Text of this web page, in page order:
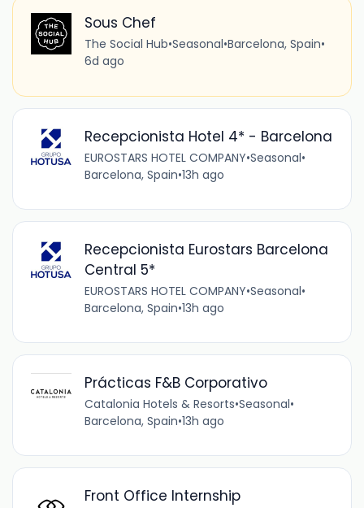
Sous Chef
The Social Hub•Seasonal•Barcelona, Spain•
6d ago
Recepcionista Hotel 4* - Barcelona
EUROSTARS HOTEL COMPANY•Seasonal•
Barcelona, Spain•13h ago
Recepcionista Eurostars Barcelona
Central 5*
EUROSTARS HOTEL COMPANY•Seasonal•
Barcelona, Spain•13h ago
Prácticas F&B Corporativo
Catalonia Hotels & Resorts•Seasonal•
Barcelona, Spain•13h ago
Front Office Internship